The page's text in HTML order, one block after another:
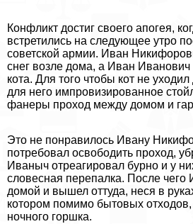
Конфликт достиг своего апогея,
встретились на следующее утро
советской армии. Иван
снег возле дома, а Иван Иванович
кота. Для того чтобы кот не
для него импровизированное
фанеры проход между домом и
Это не понравилось Ивану
потребовал освободить проход,
Иваныч отреагировал бурно и у
словесная перепалка. После
домой и вышел оттуда, неся в
котором помимо бытовых
ночного горшка.